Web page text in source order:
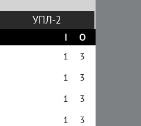
УПЛ-2
І
О
1
3
1
3
1
3
1
3